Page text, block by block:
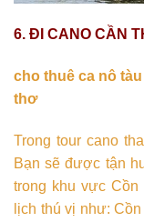
6. ĐI CANO CẦN
cho thuê ca nô
thơ
Trong tour cano
Bạn sẽ được tận
trong khu vực
lịch thú vị như: